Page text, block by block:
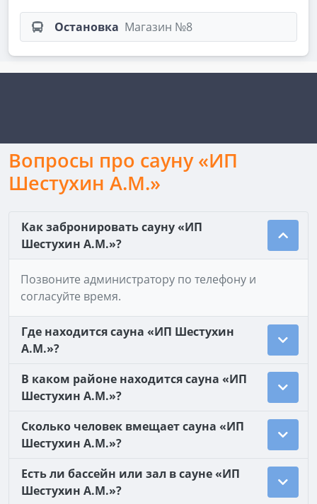
Остановка Магазин №8
Вопросы про сауну «ИП
Шестухин А.М.»
Как забронировать сауну «ИП
Шестухин А.М.»?
Позвоните администратору по телефону и
согласуйте время.
Где находится сауна «ИП Шестухин
А.М.»?
В каком районе находится сауна «ИП
Шестухин А.М.»?
Сколько человек вмещает сауна «ИП
Шестухин А.М.»?
Есть ли бассейн или зал в сауне «ИП
Шестухин А.М.»?